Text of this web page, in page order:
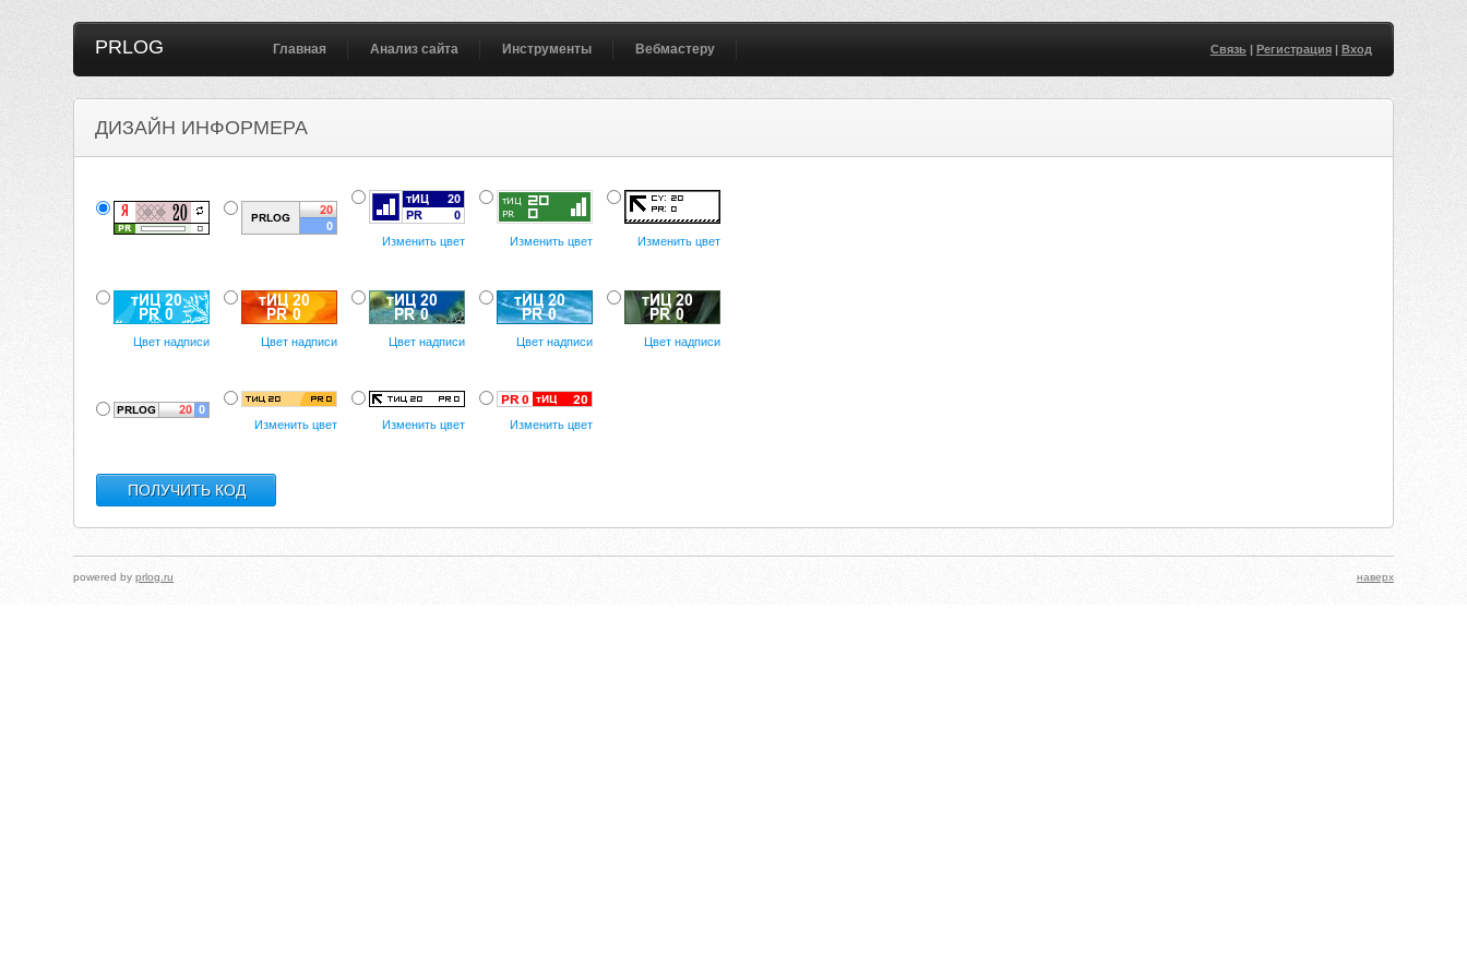
PRLOG Главная Анализ сайта Инструменты Вебмастеру Связь| Регистрация| Вход
ДИЗАЙН ИНФОРМЕРА
Изменить цвет Изменить цвет Изменить цвет
Цвет надписи Цвет надписи Цвет надписи Цвет надписи Цвет надписи
Изменить цвет Изменить цвет Изменить цвет
powered byprlog.ru наверх